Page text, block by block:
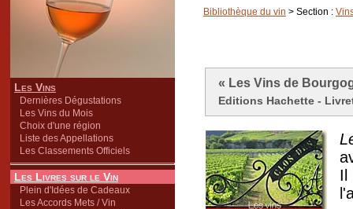
Les Vins
Dernières Dégustations
Les Vins du Mois
Choix d'une région
Liste des Appellations
Les Classements Officiels
Les Livres sur le Vin
Plein d'Idées de Cadeaux
Les Accords Mets / Vin
Bibliothèque du vin > Section :
« Les Vins de
Editions Hachette -
Il